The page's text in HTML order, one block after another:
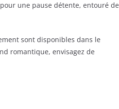
une pause détente, entouré de
sont disponibles dans le
romantique, envisagez de